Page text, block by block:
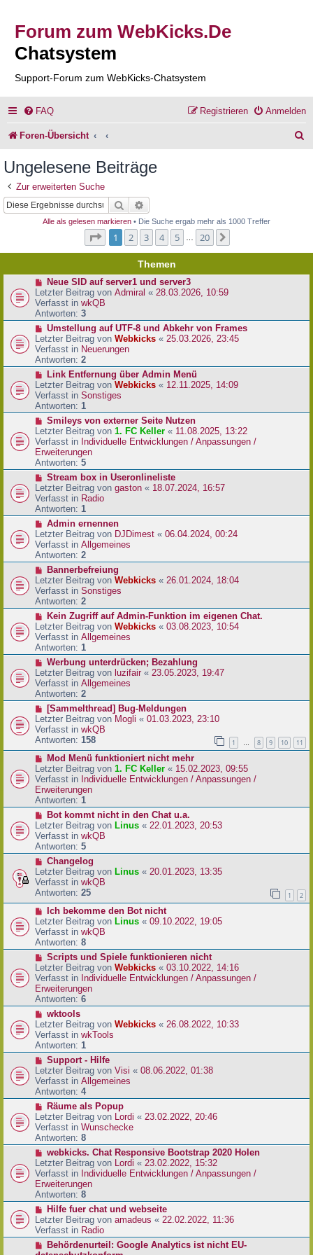
Forum zum WebKicks.De
Chatsystem
Support-Forum zum WebKicks-Chatsystem
FAQ Anmelden
Registrieren
Foren-Übersicht
Ungelesene Beiträge
Zur erweiterten Suche
Suche
Alle als gelesen markieren • Die Suche ergab mehr als 1000 Treffer
Seite von
1 2 3 4 5 20
Themen
N
e
u
e
r
B
e
i
t
a
g
Neue SID auf server1 und server3
Letzter Beitrag von Admiral « 28.03.2026, 10:59
Verfasst in wkQB
Antworten: 3
N
e
u
e
r
B
e
i
t
a
g
Umstellung auf UTF-8 und Abkehr von Frames
Letzter Beitrag von Webkicks « 25.03.2026, 23:45
Verfasst in Neuerungen
Antworten: 2
N
e
u
e
r
B
e
i
t
r
a
g
Link Entfernung über Admin Menü
Letzter Beitrag von Webkicks « 12.11.2025, 14:09
Verfasst in Sonstiges
Antworten: 1
N
e
u
e
r
B
e
i
t
r
a
g
Smileys von externer Seite Nutzen
Letzter Beitrag von 1. FC Keller « 11.08.2025, 13:22
Verfasst in Individuelle Entwicklungen / Anpassungen /
Erweiterungen
Antworten: 5
N
e
u
e
r
B
e
i
t
a
g
Stream box in Useronlineliste
Letzter Beitrag von gaston « 18.07.2024, 16:57
Verfasst in Radio
Antworten: 1
N
e
u
e
r
B
e
i
t
a
g
Admin ernennen
Letzter Beitrag von DJDimest « 06.04.2024, 00:24
Verfasst in Allgemeines
Antworten: 2
N
e
u
e
r
B
e
i
t
a
g
Bannerbefreiung
Letzter Beitrag von Webkicks « 26.01.2024, 18:04
Verfasst in Sonstiges
Antworten: 2
N
e
u
e
r
B
e
i
t
a
g
Kein Zugriff auf Admin-Funktion im eigenen Chat.
Letzter Beitrag von Webkicks « 03.08.2023, 10:54
Verfasst in Allgemeines
Antworten: 1
N
e
u
e
r
B
e
i
t
a
g
Werbung unterdrücken; Bezahlung
Letzter Beitrag von luzifair « 23.05.2023, 19:47
Verfasst in Allgemeines
Antworten: 2
N
e
u
e
r
B
e
i
t
r
a
g
[Sammelthread] Bug-Meldungen
Letzter Beitrag von Mogli « 01.03.2023, 23:10
Verfasst in wkQB
Antworten: 158 1 … 8 9 10 11
N
e
u
e
r
B
e
i
t
r
a
g
Mod Menü funktioniert nicht mehr
Letzter Beitrag von 1. FC Keller « 15.02.2023, 09:55
Verfasst in Individuelle Entwicklungen / Anpassungen /
Erweiterungen
Antworten: 1
N
e
u
e
r
B
e
i
t
a
g
Bot kommt nicht in den Chat u.a.
Letzter Beitrag von Linus « 22.01.2023, 20:53
Verfasst in wkQB
Antworten: 5
N
e
u
e
r
B
e
i
t
a
g
Changelog
Letzter Beitrag von Linus « 20.01.2023, 13:35
Verfasst in wkQB
Antworten: 25 1 2
N
e
u
e
r
B
e
i
t
r
a
g
Ich bekomme den Bot nicht
Letzter Beitrag von Linus « 09.10.2022, 19:05
Verfasst in wkQB
Antworten: 8
N
e
u
e
r
B
e
i
t
r
a
g
Scripts und Spiele funktionieren nicht
Letzter Beitrag von Webkicks « 03.10.2022, 14:16
Verfasst in Individuelle Entwicklungen / Anpassungen /
Erweiterungen
Antworten: 6
N
e
u
e
r
B
e
i
t
a
g
wktools
Letzter Beitrag von Webkicks « 26.08.2022, 10:33
Verfasst in wkTools
Antworten: 1
N
e
u
e
r
B
e
i
t
a
g
Support - Hilfe
Letzter Beitrag von Visi « 08.06.2022, 01:38
Verfasst in Allgemeines
Antworten: 4
N
e
u
e
r
B
e
i
t
r
a
g
Räume als Popup
Letzter Beitrag von Lordi « 23.02.2022, 20:46
Verfasst in Wunschecke
Antworten: 8
N
e
u
e
r
B
e
i
t
webkicks. Chat Responsive Bootstrap 2020 Holen
Letzter Beitrag von Lordi « 23.02.2022, 15:32
Verfasst in Individuelle Entwicklungen / Anpassungen /
Erweiterungen
Antworten: 8
N
e
u
e
Hilfe fuer chat und webseite
Letzter Beitrag von amadeus « 22.02.2022, 11:36
Verfasst in Radio
NBehördenurteil: Google Analytics ist nicht EU-